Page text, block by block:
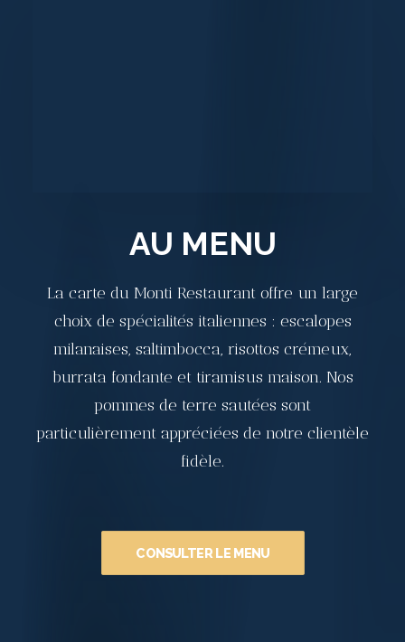
AU MENU
La carte du Monti Restaurant offre un large
choix de spécialités italiennes : escalopes
milanaises, saltimbocca, risottos crémeux,
burrata fondante et tiramisus maison. Nos
pommes de terre sautées sont
particulièrement appréciées de notre clientèle
fidèle.
CONSULTER LE MENU